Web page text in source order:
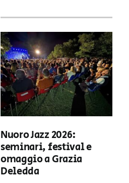
Nuoro Jazz 2026:
seminari, festival e
omaggio a Grazia
Deledda